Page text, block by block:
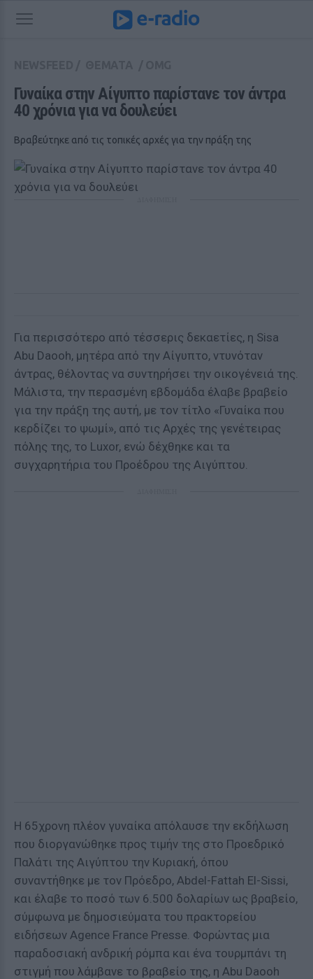
Γυναίκα στην Αίγυπτο παρίστανε τον άντρα
40 χρόνια για να δουλεύει
Βραβεύτηκε από τις τοπικές αρχές για την πράξη της
Για περισσότερο από τέσσερις δεκαετίες, η Sisa
Abu Daooh, μητέρα από την Αίγυπτο, ντυνόταν
άντρας, θέλοντας να συντηρήσει την οικογένειά της.
Μάλιστα, την περασμένη εβδομάδα έλαβε βραβείο
για την πράξη της αυτή, με τον τίτλο «Γυναίκα που
κερδίζει το ψωμί», από τις Αρχές της γενέτειρας
πόλης της, το Luxor, ενώ δέχθηκε και τα
συγχαρητήρια του Προέδρου της Αιγύπτου.
Η 65χρονη πλέον γυναίκα απόλαυσε την εκδήλωση
που διοργανώθηκε προς τιμήν της στο Προεδρικό
Παλάτι της Αιγύπτου την Κυριακή, όπου
συναντήθηκε με τον Πρόεδρο, Abdel-Fattah El-Sissi,
και έλαβε το ποσό των 6.500 δολαρίων ως βραβείο,
σύμφωνα με δημοσιεύματα του πρακτορείου
ειδήσεων Agence France Presse. Φορώντας μια
παραδοσιακή ανδρική ρόμπα και ένα τουρμπάνι τη
στιγμή που λάμβανε το βραβείο της, η Abu Daooh